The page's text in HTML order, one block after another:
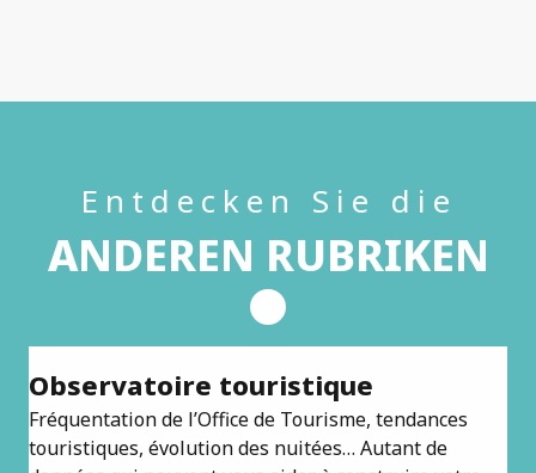
Entdecken Sie die
ANDEREN RUBRIKEN
Observatoire touristique
Fréquentation de l’Office de Tourisme, tendances
touristiques, évolution des nuitées… Autant de